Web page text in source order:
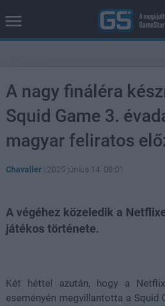
A nagy fináléra
Squid Game 3.
magyar feliratos
Chavalier | 2025 június 14. 08:01
A végéhez közeledik a
játékos története.
Két héttel azután, hogy a
eseményén megvillantotta a Squid